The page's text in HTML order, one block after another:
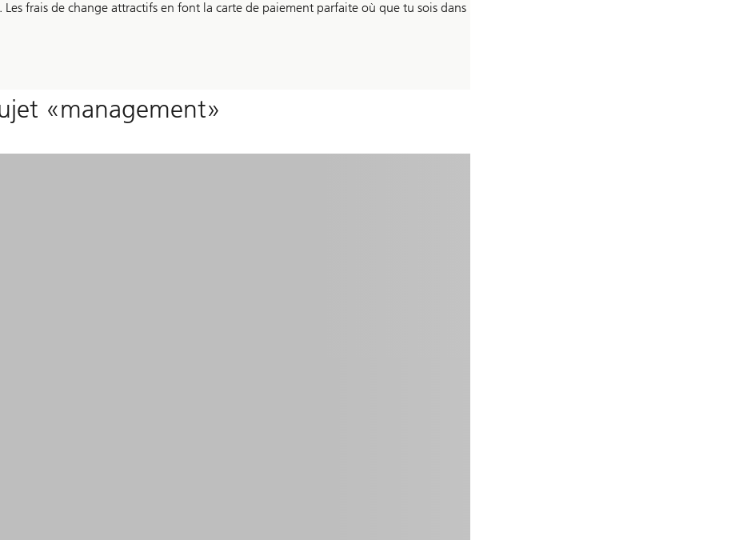
frais de change attractifs en font la carte de paiement parfaite où que tu sois dans
«management»